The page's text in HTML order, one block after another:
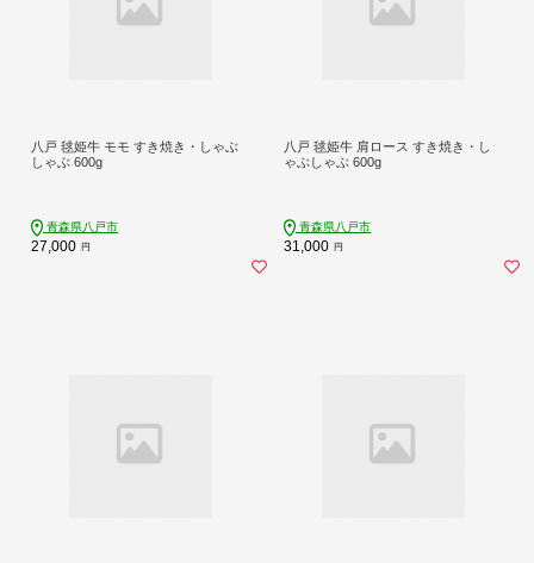
八戸 毬姫牛 モモ すき焼き・しゃぶ
しゃぶ 600g
青森県八戸市
27,000 円
八戸 毬姫牛 肩ロース すき焼き・し
ゃぶしゃぶ 600g
青森県八戸市
31,000 円